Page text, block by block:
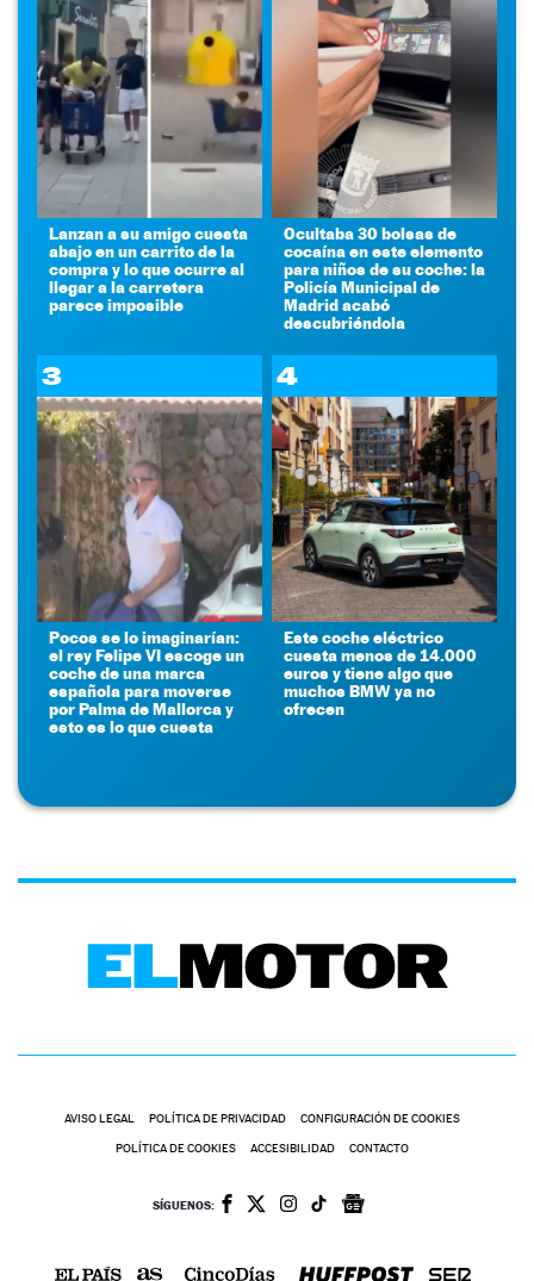
Lanzan a su amigo cuesta
abajo en un carrito de la
compra y lo que ocurre al
llegar a la carretera
parece imposible
Ocultaba 30 bolsas de
cocaína en este elemento
para niños de su coche: la
Policía Municipal de
Madrid acabó
descubriéndola
3
Pocos se lo imaginarían:
el rey Felipe VI escoge un
coche de una marca
española para moverse
por Palma de Mallorca y
esto es lo que cuesta
4
Este coche eléctrico
cuesta menos de 14.000
euros y tiene algo que
muchos BMW ya no
ofrecen
AVISO LEGAL POLÍTICA DE PRIVACIDAD CONFIGURACIÓN DE COOKIES
POLÍTICA DE COOKIES ACCESIBILIDAD CONTACTO
SÍGUENOS: